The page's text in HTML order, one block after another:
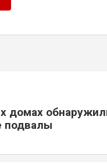
домах
подвалы